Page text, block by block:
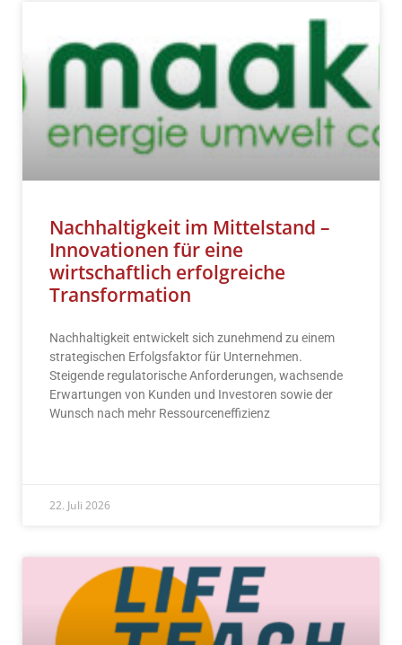
Nachhaltigkeit im Mittelstand –
Innovationen für eine
wirtschaftlich erfolgreiche
Transformation
Nachhaltigkeit entwickelt sich zunehmend zu einem
strategischen Erfolgsfaktor für Unternehmen.
Steigende regulatorische Anforderungen, wachsende
Erwartungen von Kunden und Investoren sowie der
Wunsch nach mehr Ressourceneffizienz
22. Juli 2026